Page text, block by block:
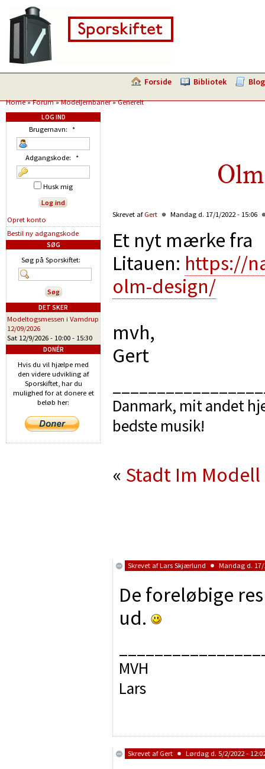
Forside Bibliotek Blog
Home»Forum»Modeljernbaner»Generelt
Skrevet af Gert Mandag d. 17/1/2022 - 15:06
Et nyt mærke fra
Litauen: https://
olm-design/
mvh,
Gert
Danmark, mit andet
bedste musik!
« Stadt Im Modell
Skrevet afLars Skjærlund Mandag d. 17/
De foreløbige
ud.
MVH
Lars
Skrevet af Gert Lørdag d. 5/2/2022 -
LOG IND
Brugernavn: *
Adgangskode: *
Husk mig
Opret konto
Bestil ny adgangskode
SØG
Søg på Sporskiftet:
DET SKER
Modeltogsmessen i Vamdrup
12/09/2026
Sat 12/9/2026 - 10:00 - 15:30
DONÉR
Hvis du vil hjælpe med
den videre udvikling af
Sporskiftet, har du
mulighed for at donere et
beløb her: